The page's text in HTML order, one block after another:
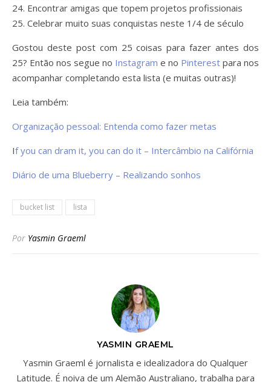
Encontrar amigas que topem projetos profissionais
Celebrar muito suas conquistas neste 1/4 de século
Gostou deste post com 25 coisas para fazer antes dos
25? Então nos segue no Instagram e no Pinterest para nos
acompanhar completando esta lista (e muitas outras)!
Leia também:
Organização pessoal: Entenda como fazer metas
If you can dram it, you can do it – Intercâmbio na Califórnia
Diário de uma Blueberry – Realizando sonhos
bucket list lista
Por Yasmin Graeml
YASMIN GRAEML
Yasmin Graeml é jornalista e idealizadora do Qualquer
Latitude. É noiva de um Alemão Australiano, trabalha para